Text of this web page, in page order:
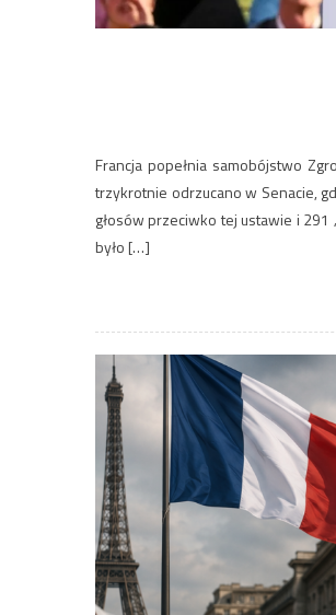
Francja popełnia samobójstwo
trzykrotnie odrzucano w Senacie,
głosów przeciwko tej ustawie i 291
było […]